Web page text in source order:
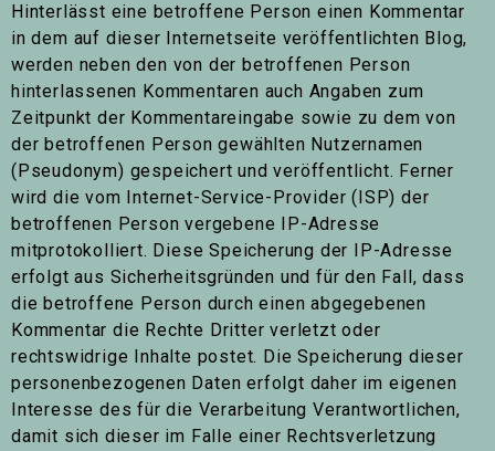
Hinterlässt eine betroffene Person einen Kommentar
in dem auf dieser Internetseite veröffentlichten Blog,
werden neben den von der betroffenen Person
hinterlassenen Kommentaren auch Angaben zum
Zeitpunkt der Kommentareingabe sowie zu dem von
der betroffenen Person gewählten Nutzernamen
(Pseudonym) gespeichert und veröffentlicht. Ferner
wird die vom Internet-Service-Provider (ISP) der
betroffenen Person vergebene IP-Adresse
mitprotokolliert. Diese Speicherung der IP-Adresse
erfolgt aus Sicherheitsgründen und für den Fall, dass
die betroffene Person durch einen abgegebenen
Kommentar die Rechte Dritter verletzt oder
rechtswidrige Inhalte postet. Die Speicherung dieser
personenbezogenen Daten erfolgt daher im eigenen
Interesse des für die Verarbeitung Verantwortlichen,
damit sich dieser im Falle einer Rechtsverletzung